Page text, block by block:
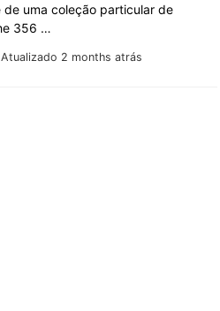
Atualizado 2 months atrás
uma coleção particular de
356 …